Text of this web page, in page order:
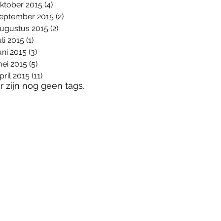
zijn nog geen tags.
2015 (4)
2015 (2)
2015 (2)
2015 (1)
2015 (3)
2015 (5)
2015 (11)